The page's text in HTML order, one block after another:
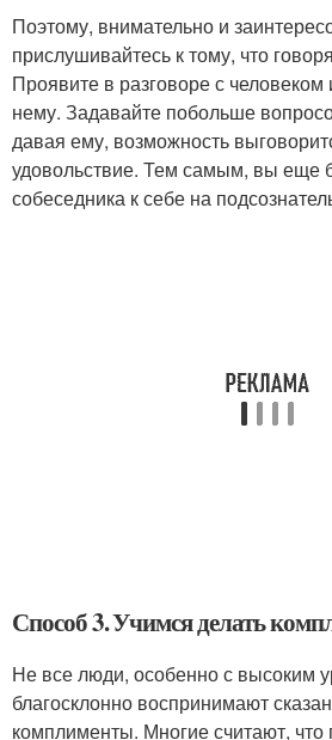
Поэтому, внимательно и
прислушивайтесь к тому, что
Проявите в разговоре с человеком
нему. Задавайте побольше
давая ему, возможность
удовольствие. Тем самым, вы еще
собеседника к себе на
Способ 3. Учимся делать
Не все люди, особенно с высоким
благосклонно воспринимают
комплименты. Многие считают,